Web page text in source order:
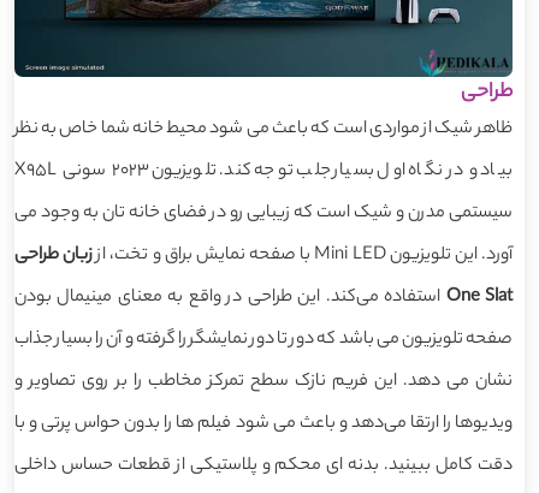
طراحی
ظاهر شیک از مواردی است که باعث می شود محیط خانه شما خاص به نظر
بیاد و در نگاه اول بسیار جلب توجه کند‌. تلویزیون 2023 سونی X95L
سیستمی مدرن و شیک است که زیبایی رو در فضای خانه تان به وجود می
آورد. این تلویزیون Mini LED با صفحه نمایش براق و تخت، از
زبان طراحی
One Slatاستفاده می‌کند‌. این طراحی در واقع به معنای مینیمال بودن
صفحه تلویزیون می باشد که دور تا دور نمایشگر را گرفته و آن را بسیار جذاب
نشان می دهد. این فریم نازک سطح تمرکز مخاطب را بر روی تصاویر و
ویدیوها را ارتقا می‌دهد و باعث می شود فیلم ها را بدون حواس پرتی و با
دقت کامل ببینید. بدنه ‌ای محکم و پلاستیکی از قطعات حساس داخلی